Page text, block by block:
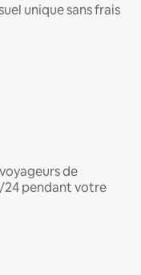
unique sans frais
de
24 pendant votre